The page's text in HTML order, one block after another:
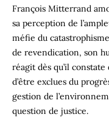
François Mitterrand
sa perception de
méfie du
de revendication, son
réagit dès qu’il
d’être exclues du
gestion de
question de justice.